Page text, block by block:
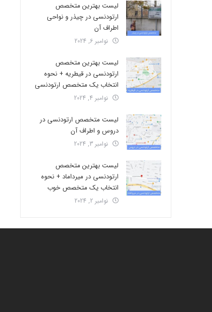
لیست بهترین متخصص
ارتودنسی در چیذر و نواحی
اطراف آن
نوامبر 6, 2024
لیست بهترین متخصص
ارتودنسی در قیطریه + نحوه
انتخاب یک متخصص ارتودنسی
نوامبر 4, 2024
لیست متخصص ارتودنسی در
دروس و اطراف آن
نوامبر 3, 2024
لیست بهترین متخصص
ارتودنسی در میرداماد + نحوه
انتخاب یک متخصص خوب
نوامبر 2, 2024